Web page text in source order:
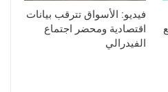
فيديو: الأسواق تترقب بيانات
اقتصادية ومحضر اجتماع
الفيدرالي